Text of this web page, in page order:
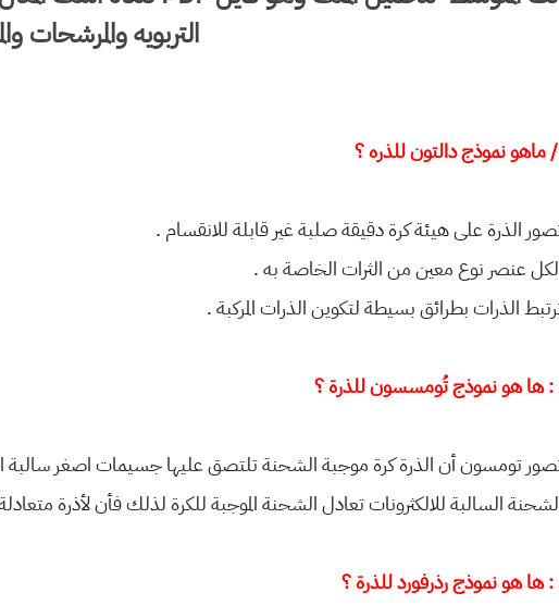
التربويه والمرشحات
لكل عنصر نوع معين من الثرات الخاصة به .